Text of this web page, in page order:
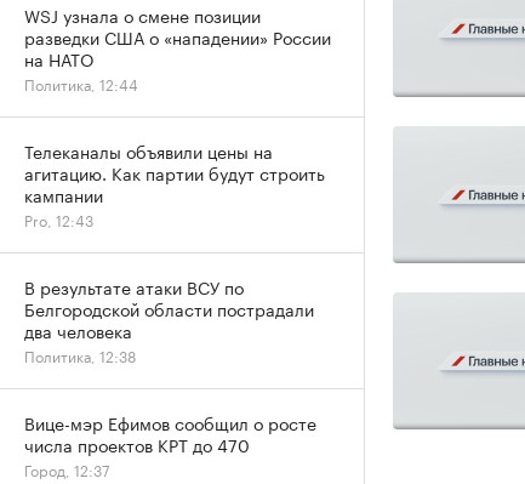
WSJ узнала о смене позиции
разведки США о «нападении» России
на НАТО
Политика, 12:44
Телеканалы объявили цены на
агитацию. Как партии будут строить
кампании
Pro, 12:43
В результате атаки ВСУ по
Белгородской области пострадали
два человека
Политика, 12:38
Вице-мэр Ефимов сообщил о росте
числа проектов КРТ до 470
Город, 12:37